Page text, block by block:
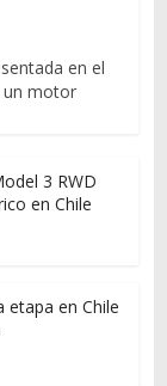
en el
un motor
3 RWD
en Chile
etapa en Chile